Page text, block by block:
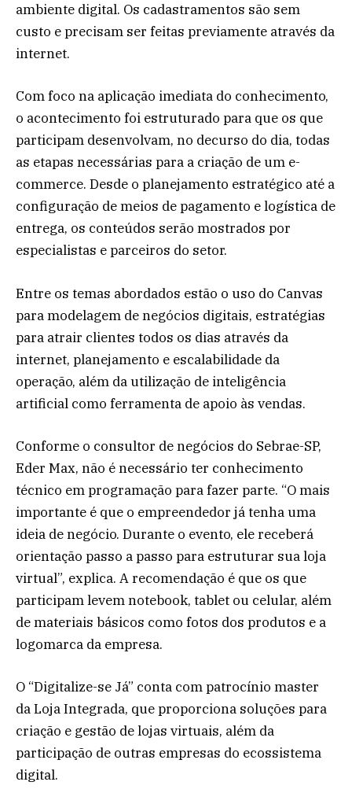
ambiente digital. Os cadastramentos são sem
custo e precisam ser feitas previamente através da
internet.
Com foco na aplicação imediata do conhecimento,
o acontecimento foi estruturado para que os que
participam desenvolvam, no decurso do dia, todas
as etapas necessárias para a criação de um e-
commerce. Desde o planejamento estratégico até a
configuração de meios de pagamento e logística de
entrega, os conteúdos serão mostrados por
especialistas e parceiros do setor.
Entre os temas abordados estão o uso do Canvas
para modelagem de negócios digitais, estratégias
para atrair clientes todos os dias através da
internet, planejamento e escalabilidade da
operação, além da utilização de inteligência
artificial como ferramenta de apoio às vendas.
Conforme o consultor de negócios do Sebrae-SP,
Eder Max, não é necessário ter conhecimento
técnico em programação para fazer parte. “O mais
importante é que o empreendedor já tenha uma
ideia de negócio. Durante o evento, ele receberá
orientação passo a passo para estruturar sua loja
virtual”, explica. A recomendação é que os que
participam levem notebook, tablet ou celular, além
de materiais básicos como fotos dos produtos e a
logomarca da empresa.
O “Digitalize-se Já” conta com patrocínio master
da Loja Integrada, que proporciona soluções para
criação e gestão de lojas virtuais, além da
participação de outras empresas do ecossistema
digital.